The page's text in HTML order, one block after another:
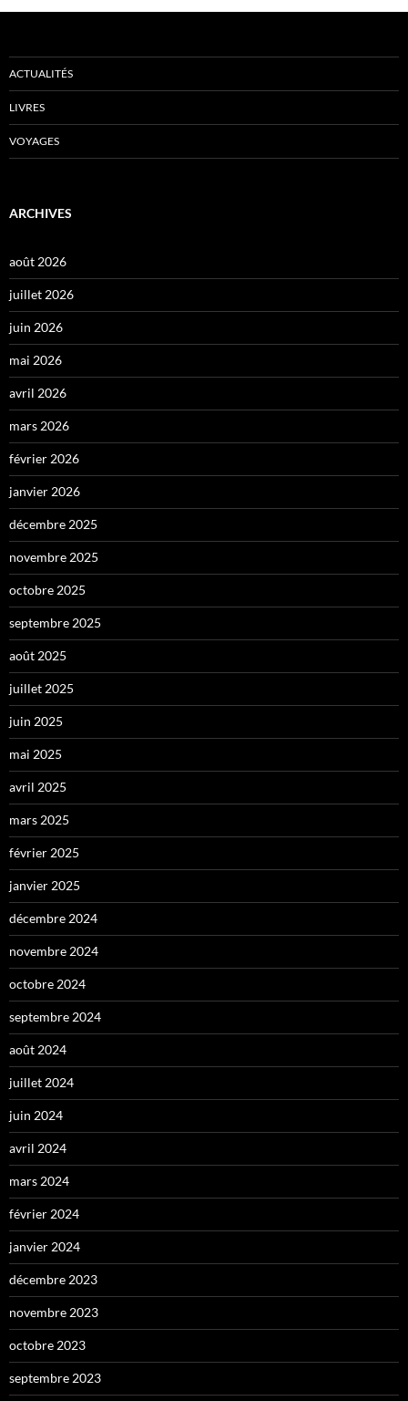
ACTUALITÉS
LIVRES
VOYAGES
ARCHIVES
août 2026
juillet 2026
juin 2026
mai 2026
avril 2026
mars 2026
février 2026
janvier 2026
décembre 2025
novembre 2025
octobre 2025
septembre 2025
août 2025
juillet 2025
juin 2025
mai 2025
avril 2025
mars 2025
février 2025
janvier 2025
décembre 2024
novembre 2024
octobre 2024
septembre 2024
août 2024
juillet 2024
juin 2024
avril 2024
mars 2024
février 2024
janvier 2024
décembre 2023
novembre 2023
octobre 2023
septembre 2023